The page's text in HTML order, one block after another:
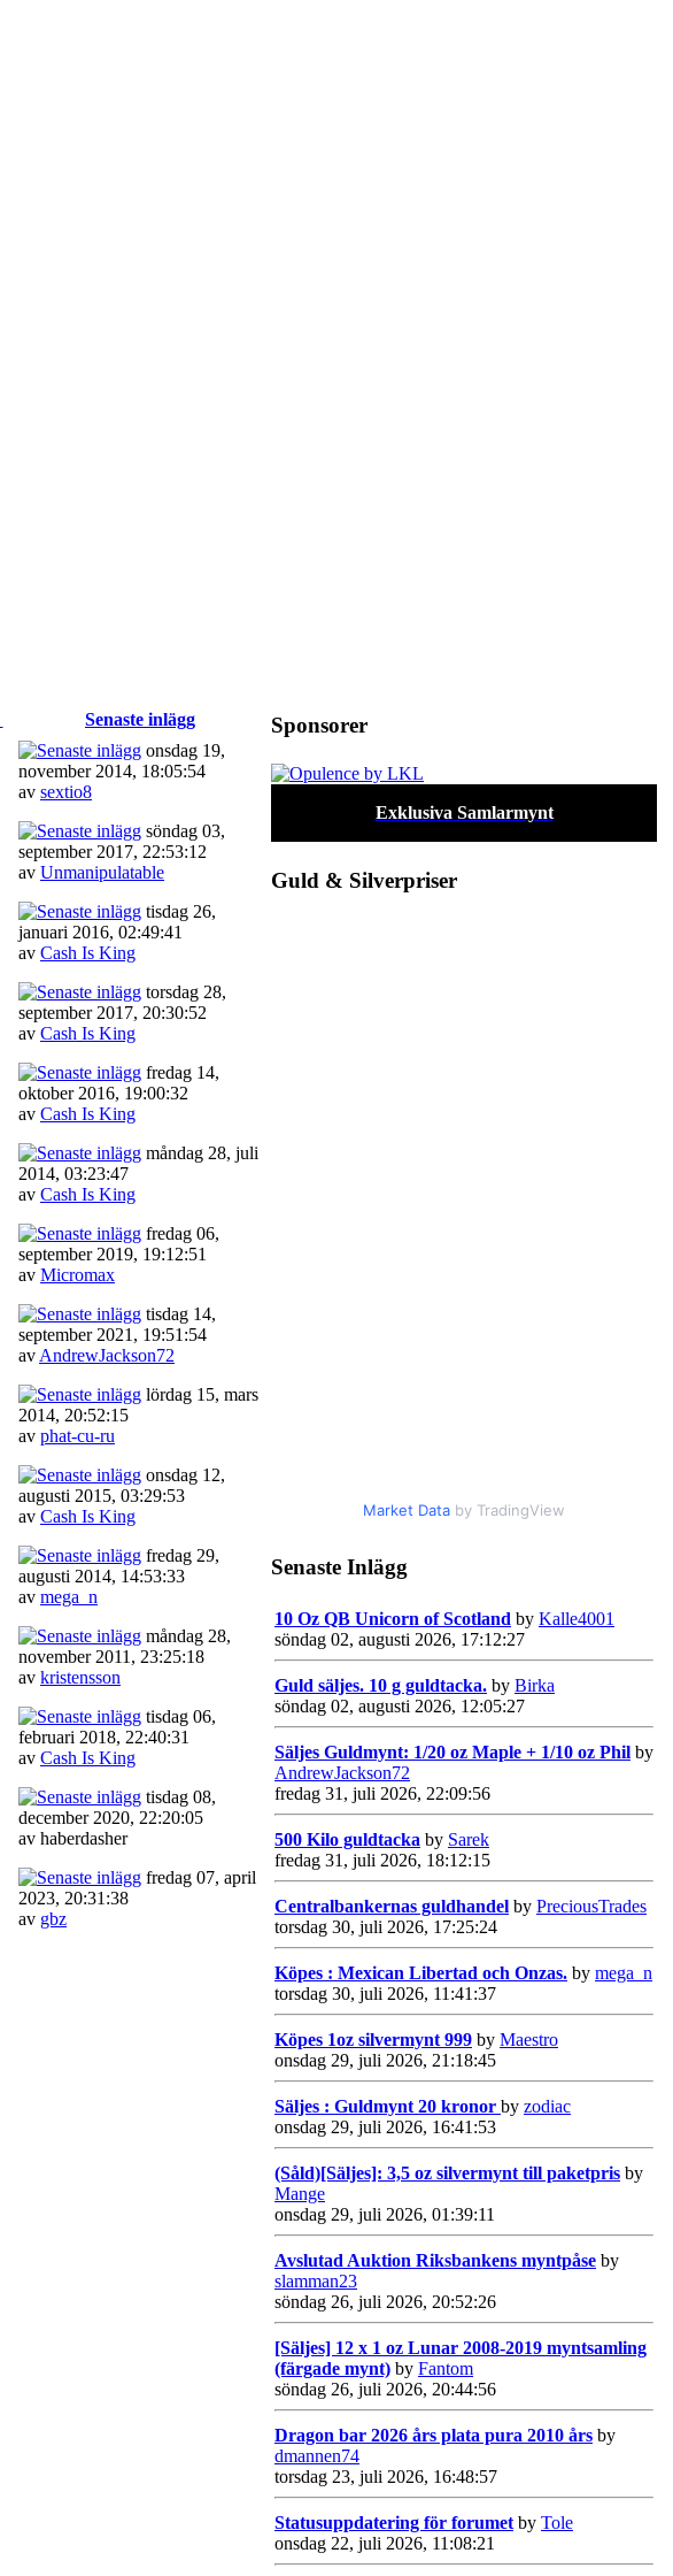
Senaste inlägg
onsdag 19,
november 2014, 18:05:54
av sextio8
söndag 03,
september 2017, 22:53:12
av Unmanipulatable
tisdag 26,
januari 2016, 02:49:41
av Cash Is King
torsdag 28,
september 2017, 20:30:52
av Cash Is King
fredag 14,
oktober 2016, 19:00:32
av Cash Is King
måndag 28, juli
2014, 03:23:47
av Cash Is King
fredag 06,
september 2019, 19:12:51
av Micromax
tisdag 14,
september 2021, 19:51:54
av AndrewJackson72
lördag 15, mars
2014, 20:52:15
av phat-cu-ru
onsdag 12,
augusti 2015, 03:29:53
av Cash Is King
fredag 29,
augusti 2014, 14:53:33
av mega_n
måndag 28,
november 2011, 23:25:18
av kristensson
tisdag 06,
februari 2018, 22:40:31
av Cash Is King
tisdag 08,
december 2020, 22:20:05
av haberdasher
fredag 07, april
2023, 20:31:38
av gbz
Sponsorer
Exklusiva Samlarmynt
Guld & Silverpriser
Market Data by TradingView
Senaste Inlägg
10 Oz QB Unicorn of Scotland by Kalle4001
söndag 02, augusti 2026, 17:12:27
Guld säljes. 10 g guldtacka. by Birka
söndag 02, augusti 2026, 12:05:27
Säljes Guldmynt: 1/20 oz Maple + 1/10 oz Phil by
AndrewJackson72
fredag 31, juli 2026, 22:09:56
500 Kilo guldtacka by Sarek
fredag 31, juli 2026, 18:12:15
Centralbankernas guldhandel by PreciousTrades
torsdag 30, juli 2026, 17:25:24
Köpes : Mexican Libertad och Onzas. by mega_n
torsdag 30, juli 2026, 11:41:37
Köpes 1oz silvermynt 999 by Maestro
onsdag 29, juli 2026, 21:18:45
Säljes : Guldmynt 20 kronor by zodiac
onsdag 29, juli 2026, 16:41:53
(Såld)[Säljes]: 3,5 oz silvermynt till paketpris by
Mange
onsdag 29, juli 2026, 01:39:11
Avslutad Auktion Riksbankens myntpåse by
slamman23
söndag 26, juli 2026, 20:52:26
[Säljes] 12 x 1 oz Lunar 2008-2019 myntsamling
(färgade mynt) by Fantom
söndag 26, juli 2026, 20:44:56
Dragon bar 2026 års plata pura 2010 års by
dmannen74
torsdag 23, juli 2026, 16:48:57
Statusuppdatering för forumet by Tole
onsdag 22, juli 2026, 11:08:21